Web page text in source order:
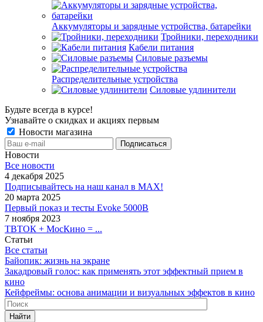
Аккумуляторы и зарядные устройства, батарейки
Тройники, переходники
Кабели питания
Силовые разъемы
Распределительные устройства
Силовые удлинители
Будьте всегда в курсе!
Узнавайте о скидках и акциях первым
Новости магазина
Новости
Все новости
4 декабря 2025
Подписывайтесь на наш канал в MAX!
20 марта 2025
Первый показ и тесты Evoke 5000B
7 ноября 2023
ТВТОК + МосКино = ...
Статьи
Все статьи
Байопик: жизнь на экране
Закадровый голос: как применять этот эффектный прием в
кино
Кейфреймы: основа анимации и визуальных эффектов в кино
Найти